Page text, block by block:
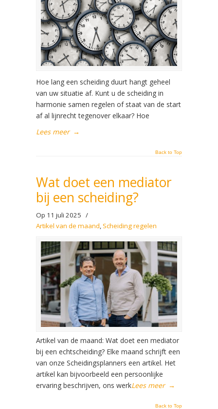
Hoe lang een scheiding duurt hangt geheel
van uw situatie af. Kunt u de scheiding in
harmonie samen regelen of staat van de start
af al lijnrecht tegenover elkaar? Hoe
Lees meer →
Back to Top
Wat doet een mediator
bij een scheiding?
Op 11 juli 2025 /
Artikel van de maand, Scheiding regelen
Artikel van de maand: Wat doet een mediator
bij een echtscheiding? Elke maand schrijft een
van onze Scheidingsplanners een artikel. Het
artikel kan bijvoorbeeld een persoonlijke
ervaring beschrijven, ons werkLees meer →
Back to Top